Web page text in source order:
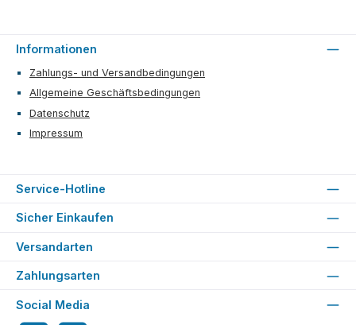
Informationen
Zahlungs- und Versandbedingungen
Allgemeine Geschäftsbedingungen
Datenschutz
Impressum
Service-Hotline
Sicher Einkaufen
Versandarten
Zahlungsarten
Social Media